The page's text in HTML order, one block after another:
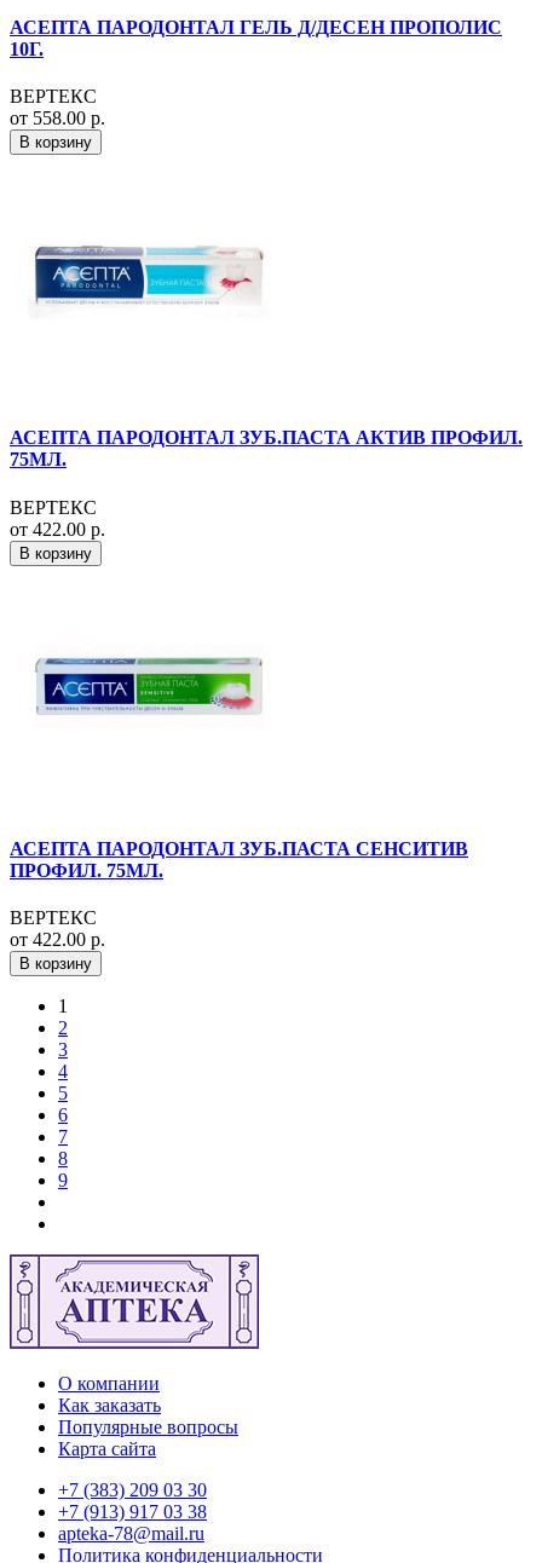
АСЕПТА ПАРОДОНТАЛ ГЕЛЬ Д/ДЕСЕН ПРОПОЛИС
10Г.
ВЕРТЕКС
от 558.00 р.
В корзину
АСЕПТА ПАРОДОНТАЛ ЗУБ.ПАСТА АКТИВ ПРОФИЛ.
75МЛ.
ВЕРТЕКС
от 422.00 р.
В корзину
АСЕПТА ПАРОДОНТАЛ ЗУБ.ПАСТА СЕНСИТИВ
ПРОФИЛ. 75МЛ.
ВЕРТЕКС
от 422.00 р.
В корзину
1
2
3
4
5
6
7
8
9
О компании
Как заказать
Популярные вопросы
Карта сайта
+7 (383) 209 03 30
+7 (913) 917 03 38
apteka-78@mail.ru
Политика конфиденциальности